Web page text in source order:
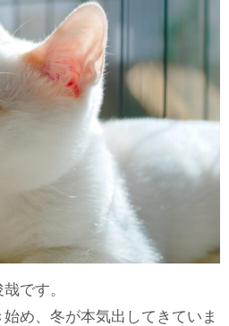
です。
め、冬が本気出してきていま